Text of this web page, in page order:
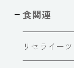
食関連
リセライー